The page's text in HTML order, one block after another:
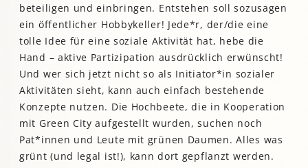
beteiligen und einbringen. Entstehen soll sozusagen
ein öffentlicher Hobbykeller! Jede*r, der/die eine
tolle Idee für eine soziale Aktivität hat, hebe die
Hand – aktive Partizipation ausdrücklich erwünscht!
Und wer sich jetzt nicht so als Initiator*in sozialer
Aktivitäten sieht, kann auch einfach bestehende
Konzepte nutzen. Die Hochbeete, die in Kooperation
mit Green City aufgestellt wurden, suchen noch
Pat*innen und Leute mit grünen Daumen. Alles was
grünt (und legal ist!), kann dort gepflanzt werden.